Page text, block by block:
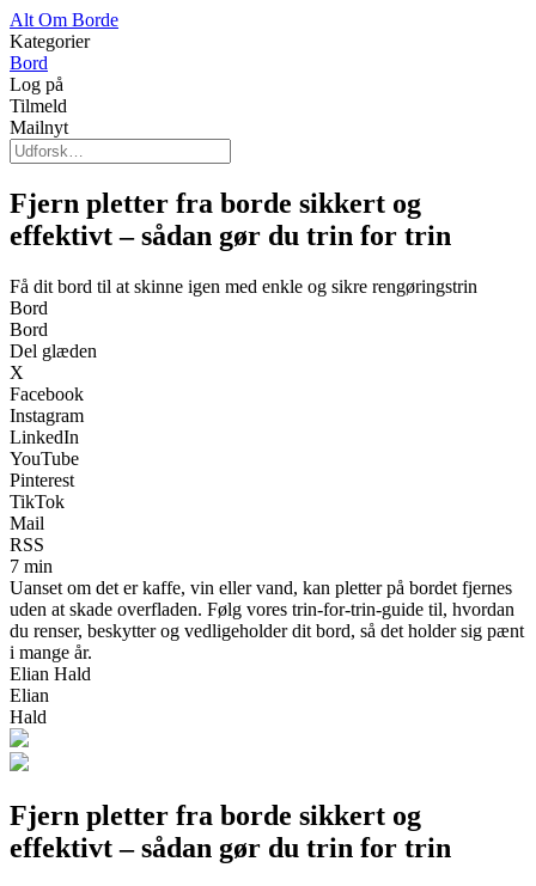
Alt Om Borde
Kategorier
Bord
Log på
Tilmeld
Mailnyt
Fjern pletter fra borde sikkert og
effektivt – sådan gør du trin for trin
Få dit bord til at skinne igen med enkle og sikre rengøringstrin
Bord
Bord
Del glæden
X
Facebook
Instagram
LinkedIn
YouTube
Pinterest
TikTok
Mail
RSS
7 min
Uanset om det er kaffe, vin eller vand, kan pletter på bordet fjernes
uden at skade overfladen. Følg vores trin-for-trin-guide til, hvordan
du renser, beskytter og vedligeholder dit bord, så det holder sig pænt
i mange år.
Elian Hald
Elian
Hald
Fjern pletter fra borde sikkert og
effektivt – sådan gør du trin for trin